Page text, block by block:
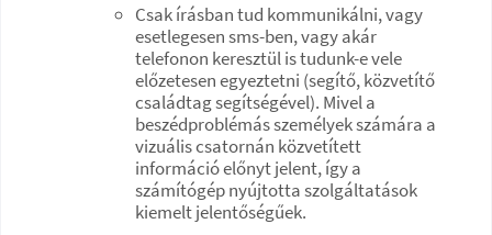
Csak írásban tud kommunikálni, vagy
esetlegesen sms-ben, vagy akár
telefonon keresztül is tudunk-e vele
előzetesen egyeztetni (segítő, közvetítő
családtag segítségével). Mivel a
beszédproblémás személyek számára a
vizuális csatornán közvetített
információ előnyt jelent, így a
számítógép nyújtotta szolgáltatások
kiemelt jelentőségűek.